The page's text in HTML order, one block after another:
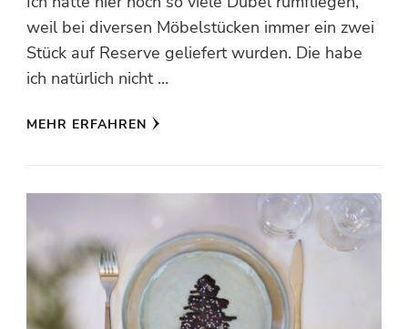
weil bei diversen Möbelstücken immer ein zwei
Stück auf Reserve geliefert wurden. Die habe
ich natürlich nicht …
MEHR ERFAHREN